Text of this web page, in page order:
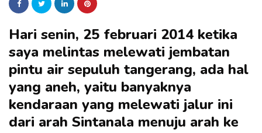
Hari senin, 25 februari 2014 ketika
saya melintas melewati jembatan
pintu air sepuluh tangerang, ada hal
yang aneh, yaitu banyaknya
kendaraan yang melewati jalur ini
dari arah Sintanala menuju arah ke